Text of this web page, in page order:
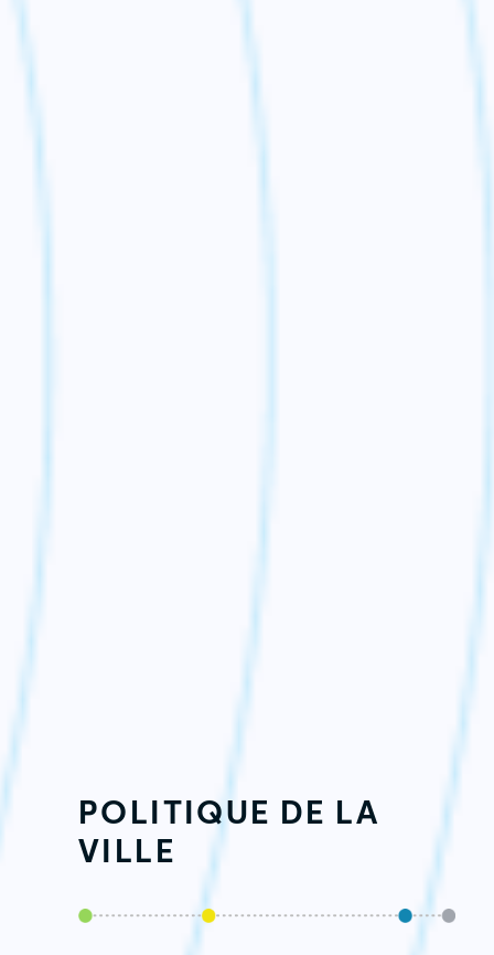
POLITIQUE DE LA
VILLE